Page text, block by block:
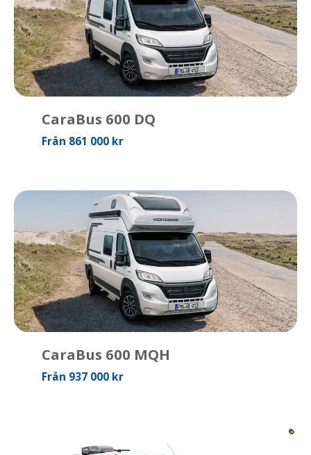
CaraBus 600 DQ
Från 861 000 kr
CaraBus 600 MQH
Från 937 000 kr